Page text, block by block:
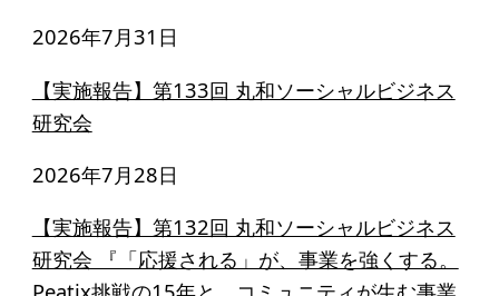
2026年7月31日
【実施報告】第133回 丸和ソーシャルビジネス
研究会
2026年7月28日
【実施報告】第132回 丸和ソーシャルビジネス
研究会 『「応援される」が、事業を強くする。